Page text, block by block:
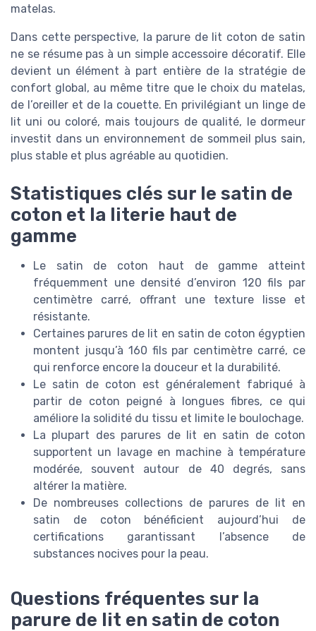
matelas.
Dans cette perspective, la parure de lit coton de satin
ne se résume pas à un simple accessoire décoratif. Elle
devient un élément à part entière de la stratégie de
confort global, au même titre que le choix du matelas,
de l’oreiller et de la couette. En privilégiant un linge de
lit uni ou coloré, mais toujours de qualité, le dormeur
investit dans un environnement de sommeil plus sain,
plus stable et plus agréable au quotidien.
Statistiques clés sur le satin de
coton et la literie haut de
gamme
Le satin de coton haut de gamme atteint
fréquemment une densité d’environ 120 fils par
centimètre carré, offrant une texture lisse et
résistante.
Certaines parures de lit en satin de coton égyptien
montent jusqu’à 160 fils par centimètre carré, ce
qui renforce encore la douceur et la durabilité.
Le satin de coton est généralement fabriqué à
partir de coton peigné à longues fibres, ce qui
améliore la solidité du tissu et limite le boulochage.
La plupart des parures de lit en satin de coton
supportent un lavage en machine à température
modérée, souvent autour de 40 degrés, sans
altérer la matière.
De nombreuses collections de parures de lit en
satin de coton bénéficient aujourd’hui de
certifications garantissant l’absence de
substances nocives pour la peau.
Questions fréquentes sur la
parure de lit en satin de coton